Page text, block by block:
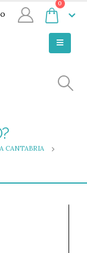
0
CANTABRIA